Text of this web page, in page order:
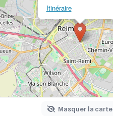
Itinéraire
Masquer la carte